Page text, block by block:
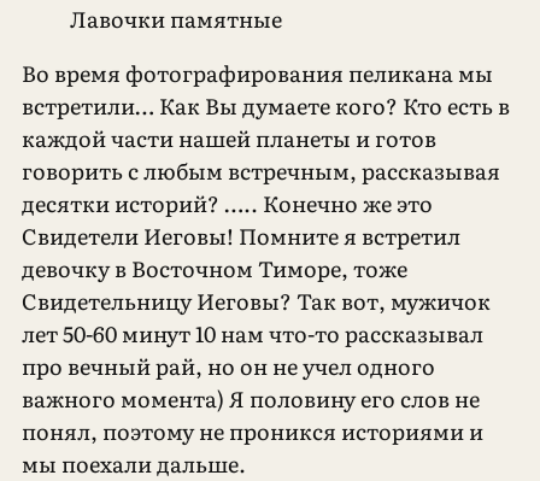
Лавочки памятные
Во время фотографирования пеликана мы
встретили… Как Вы думаете кого? Кто есть в
каждой части нашей планеты и готов
говорить с любым встречным, рассказывая
десятки историй? ….. Конечно же это
Свидетели Иеговы! Помните я встретил
девочку в Восточном Тиморе, тоже
Свидетельницу Иеговы? Так вот, мужичок
лет 50-60 минут 10 нам что-то рассказывал
про вечный рай, но он не учел одного
важного момента) Я половину его слов не
понял, поэтому не проникся историями и
мы поехали дальше.